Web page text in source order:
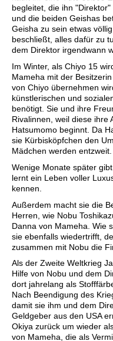
begleitet, die ihn
und die beiden Geishas
Geisha zu sein etwas
beschließt, alles dafür zu
dem Direktor irgendwann
Im Winter, als Chiyo 15
Mameha mit der
von Chiyo übernehmen
künstlerischen und
benötigt. Sie und ihre
Rivalinnen, weil diese ihre
Hatsumomo beginnt. Da
sie Kürbisköpfchen den
Mädchen werden entzweit.
Wenige Monate später
lernt ein Leben voller
kennen.
Außerdem macht sie die
Herren, wie Nobu
Danna von Mameha. Wie
sie ebenfalls wiedertrifft,
zusammen mit Nobu die
Als der Zweite Weltkrieg
Hilfe von Nobu und dem
dort jahrelang als
Nach Beendigung des
damit sie ihm und dem
Geldgeber aus den USA
Okiya zurück um wieder
von Mameha, die als